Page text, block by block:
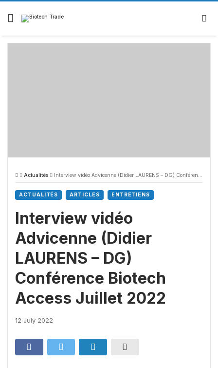
Actualités Interview vidéo Advicenne (Didier LAURENS – DG) Conférence Biotech Access Juillet 2022
ACTUALITÉS ARTICLES ENTRETIENS
Interview vidéo
Advicenne (Didier
LAURENS – DG)
Conférence Biotech
Access Juillet 2022
12 July 2022